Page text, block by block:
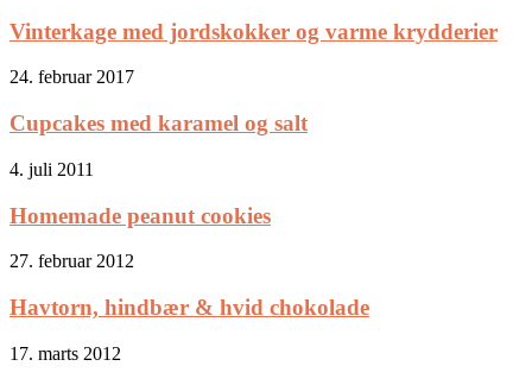
Vinterkage med jordskokker og varme krydderier
24. februar 2017
Cupcakes med karamel og salt
4. juli 2011
Homemade peanut cookies
27. februar 2012
Havtorn, hindbær & hvid chokolade
17. marts 2012